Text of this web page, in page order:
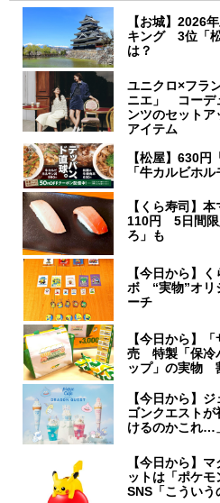
【お城】2026
キング 3位「
は？
ユニクロ×フラ
ニエ」 コーデ
ンツのセット
アイテム
【松屋】630
「牛カルビホ
【くら寿司】
110円 5日間
ろ」も
【今日から】
ボ “実物”オリ
ーチ
【今日から】
売 特製「保冷
ップ」の実物
【今日から】
ゴンクエスト
けるのかこれ…
【今日から】
ットは「ポケ
SNS「こういう